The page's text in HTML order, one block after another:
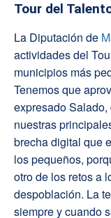
Tour del
La Diputación de
actividades del
municipios más
Tenemos que
expresado Salado,
nuestras
brecha digital que
los pequeños,
otro de los retos a
despoblación. La
siempre y cuando